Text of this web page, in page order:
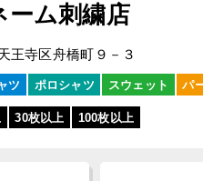
ーム刺繍店
王寺区舟橋町９－３
ツ ポロシャツ スウェット パ
30枚以上 100枚以上